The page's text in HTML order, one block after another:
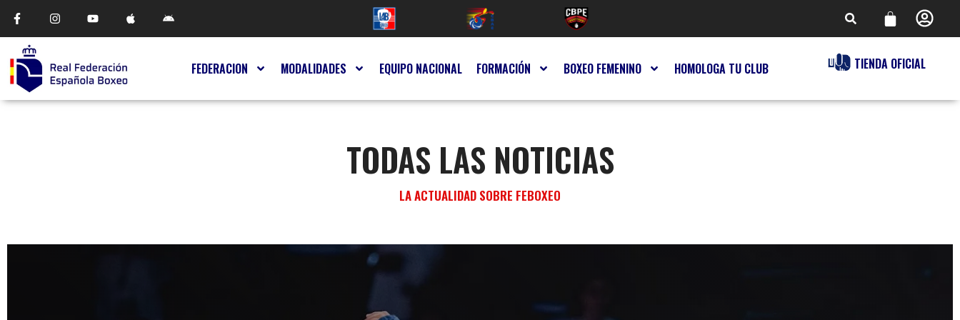
FEDERACION MODALIDADES EQUIPO NACIONAL FORMACIÓN BOXEO FEMENINO HOMOLOGA TU CLUB TIENDA OFICIAL
TODAS LAS NOTICIAS
LA ACTUALIDAD SOBRE FEBOXEO